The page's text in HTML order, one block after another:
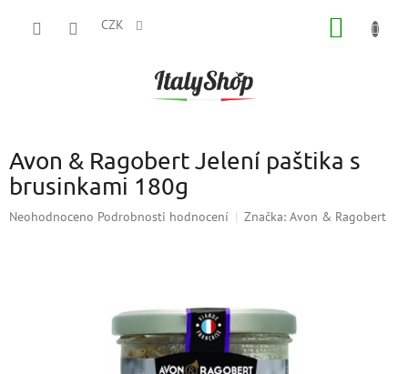
CZK
Avon & Ragobert Jelení paštika s
brusinkami 180g
Průměrné
Neohodnoceno Podrobnosti hodnocení Značka: Avon & Ragobert